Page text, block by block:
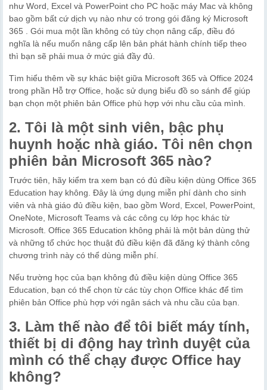
như Word, Excel và PowerPoint cho PC hoặc máy Mac và không
bao gồm bất cứ dịch vụ nào như có trong gói đăng ký Microsoft
365 . Gói mua một lần không có tùy chọn nâng cấp, điều đó
nghĩa là nếu muốn nâng cấp lên bản phát hành chính tiếp theo
thì bạn sẽ phải mua ở mức giá đầy đủ.
Tìm hiểu thêm về sự khác biệt giữa Microsoft 365 và Office 2024
trong phần Hỗ trợ Office, hoặc sử dụng biểu đồ so sánh để giúp
bạn chọn một phiên bản Office phù hợp với nhu cầu của mình.
2. Tôi là một sinh viên, bậc phụ
huynh hoặc nhà giáo. Tôi nên chọn
phiên bản Microsoft 365 nào?
Trước tiên, hãy kiểm tra xem bạn có đủ điều kiện dùng Office 365
Education hay không. Đây là ứng dụng miễn phí dành cho sinh
viên và nhà giáo đủ điều kiện, bao gồm Word, Excel, PowerPoint,
OneNote, Microsoft Teams và các công cụ lớp học khác từ
Microsoft. Office 365 Education không phải là một bản dùng thử
và những tổ chức học thuật đủ điều kiện đã đăng ký thành công
chương trình này có thể dùng miễn phí.
Nếu trường học của bạn không đủ điều kiện dùng Office 365
Education, bạn có thể chọn từ các tùy chọn Office khác để tìm
phiên bản Office phù hợp với ngân sách và nhu cầu của bạn.
3. Làm thế nào để tôi biết máy tính,
thiết bị di động hay trình duyệt của
mình có thể chạy được Office hay
không?